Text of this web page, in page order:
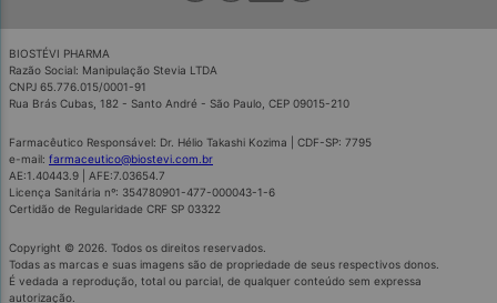
BIOSTÉVI PHARMA
Razão Social: Manipulação Stevia LTDA
CNPJ 65.776.015/0001-91
Rua Brás Cubas, 182 - Santo André - São Paulo, CEP 09015-210
Farmacêutico Responsável: Dr. Hélio Takashi Kozima | CDF-SP: 7795
e-mail: farmaceutico@biostevi.com.br
AE:1.40443.9 | AFE:7.03654.7
Licença Sanitária nº: 354780901-477-000043-1-6
Certidão de Regularidade CRF SP 03322
Copyright © 2026. Todos os direitos reservados.
Todas as marcas e suas imagens são de propriedade de seus respectivos donos.
É vedada a reprodução, total ou parcial, de qualquer conteúdo sem expressa
autorização.